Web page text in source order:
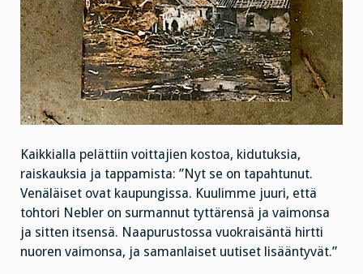
Kaikkialla pelättiin voittajien kostoa, kidutuksia,
raiskauksia ja tappamista: ”Nyt se on tapahtunut.
Venäläiset ovat kaupungissa. Kuulimme juuri, että
tohtori Nebler on surmannut tyttärensä ja vaimonsa
ja sitten itsensä. Naapurustossa vuokraisäntä hirtti
nuoren vaimonsa, ja samanlaiset uutiset lisääntyvät.”